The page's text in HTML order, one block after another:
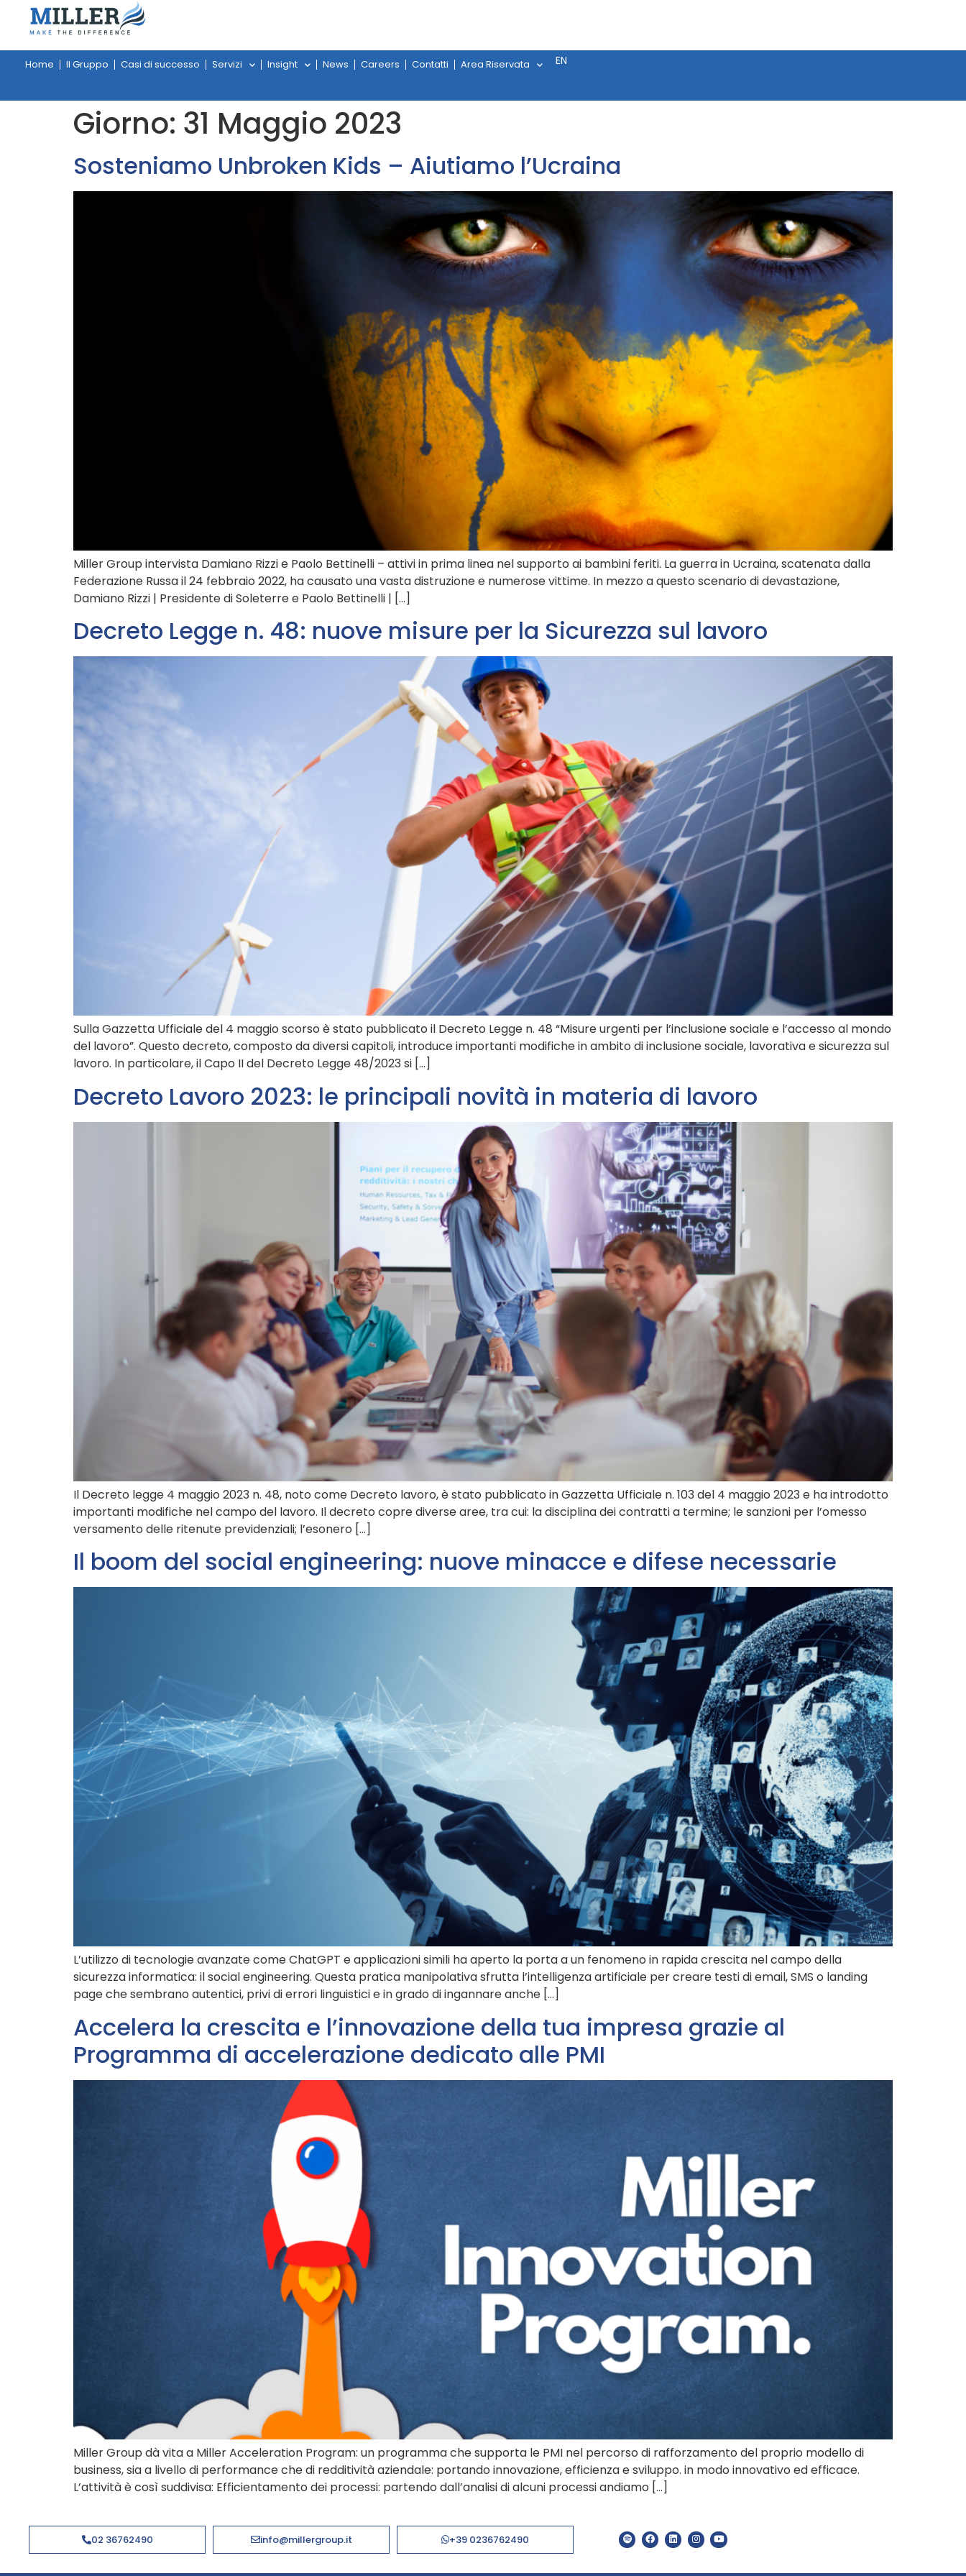
Home Il Gruppo Casi di successo Servizi Insight News Careers Contatti Area Riservata EN
Giorno: 31 Maggio 2023
Sosteniamo Unbroken Kids – Aiutiamo l’Ucraina
Miller Group intervista Damiano Rizzi e Paolo Bettinelli – attivi in prima linea nel supporto ai bambini feriti. La guerra in Ucraina, scatenata dalla
Federazione Russa il 24 febbraio 2022, ha causato una vasta distruzione e numerose vittime. In mezzo a questo scenario di devastazione,
Damiano Rizzi | Presidente di Soleterre e Paolo Bettinelli | […]
Decreto Legge n. 48: nuove misure per la Sicurezza sul lavoro
Sulla Gazzetta Ufficiale del 4 maggio scorso è stato pubblicato il Decreto Legge n. 48 “Misure urgenti per l’inclusione sociale e l’accesso al mondo
del lavoro”. Questo decreto, composto da diversi capitoli, introduce importanti modifiche in ambito di inclusione sociale, lavorativa e sicurezza sul
lavoro. In particolare, il Capo II del Decreto Legge 48/2023 si […]
Decreto Lavoro 2023: le principali novità in materia di lavoro
Il Decreto legge 4 maggio 2023 n. 48, noto come Decreto lavoro, è stato pubblicato in Gazzetta Ufficiale n. 103 del 4 maggio 2023 e ha introdotto
importanti modifiche nel campo del lavoro. Il decreto copre diverse aree, tra cui: la disciplina dei contratti a termine; le sanzioni per l’omesso
versamento delle ritenute previdenziali; l’esonero […]
Il boom del social engineering: nuove minacce e difese necessarie
L’utilizzo di tecnologie avanzate come ChatGPT e applicazioni simili ha aperto la porta a un fenomeno in rapida crescita nel campo della
sicurezza informatica: il social engineering. Questa pratica manipolativa sfrutta l’intelligenza artificiale per creare testi di email, SMS o landing
page che sembrano autentici, privi di errori linguistici e in grado di ingannare anche […]
Accelera la crescita e l’innovazione della tua impresa grazie al
Programma di accelerazione dedicato alle PMI
Miller Group dà vita a Miller Acceleration Program: un programma che supporta le PMI nel percorso di rafforzamento del proprio modello di
business, sia a livello di performance che di redditività aziendale: portando innovazione, efficienza e sviluppo. in modo innovativo ed efficace.
L’attività è così suddivisa: Efficientamento dei processi: partendo dall’analisi di alcuni processi andiamo […]
02 36762490 info@millergroup.it +39 0236762490